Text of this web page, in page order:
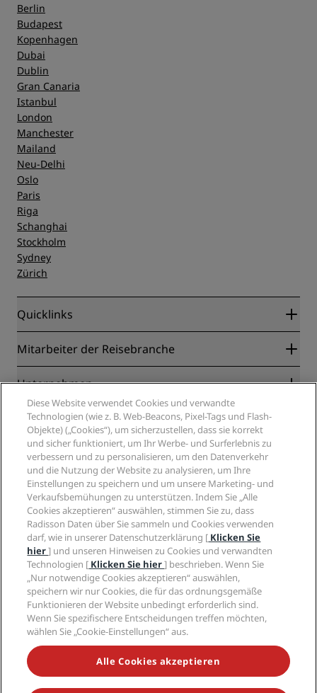
Berlin
Budapest
Kopenhagen
Dubai
Dublin
Gran Canaria
Istanbul
London
Manchester
Mailand
Neu-Delhi
Oslo
Paris
Riga
Schanghai
Stockholm
Sydney
Zürich
Quicklinks
Radisson Rewards
Blog
Neue und aufstrebende Hotels
Radisson Hotels APP
„Sports Approved“-Hotels
Familienfreundliche Hotels
Gesundheit & Sicherheit
Mitarbeiter der Reisebranche
Partner
Unternehmen
Radisson Hotel Group
Medien
Karriere RHG
Karriere PPHE
Karrieren EHL
The Club by RHG
Entwicklungsmöglichkeiten
Responsible Business – Unser Engagement
Einkauf
Rechtliches
Privacy Centre
Rechtliche Hinweise
Radisson Rewards Geschäftsbedingungen
Website-Nutzungsvereinbarung
Digitale Barrierefreiheit
Moderne Sklaverei – Erklärung
Hilfe
Verbrauchermeldungen
Kontakt
FAQ
Inhaltsübersicht
Soziale Medien
Marken von Radisson Hotels
VERPASSEN SIE NIEMALS UNSERE BELIEBTESTEN
ANGEBOTE
Diese Website verwendet Cookies und verwandte
Technologien (wie z. B. Web-Beacons, Pixel-Tags und Flash-
Objekte) („Cookies“), um sicherzustellen, dass sie korrekt
und sicher funktioniert, um Ihr Werbe- und Surferlebnis zu
verbessern und zu personalisieren, um den Datenverkehr
und die Nutzung der Website zu analysieren, um Ihre
Einstellungen zu speichern und um unsere Marketing- und
Verkaufsbemühungen zu unterstützen. Indem Sie „Alle
Cookies akzeptieren“ auswählen, stimmen Sie zu, dass
Radisson Daten über Sie sammeln und Cookies verwenden
darf, wie in unserer Datenschutzerklärung [ Klicken Sie
hier] und unseren Hinweisen zu Cookies und verwandten
Technologien [ Klicken Sie hier] beschrieben. Wenn Sie
„Nur notwendige Cookies akzeptieren“ auswählen,
speichern wir nur Cookies, die für das ordnungsgemäße
Funktionieren der Website unbedingt erforderlich sind.
Wenn Sie spezifischere Entscheidungen treffen möchten,
wählen Sie „Cookie-Einstellungen“ aus.
Alle Cookies akzeptieren